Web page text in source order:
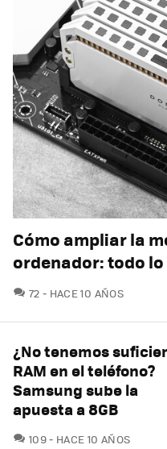
Cómo ampliar la
ordenador: todo
72 COMENTARIOS
HACE 10 AÑOS
¿No tenemos
RAM en el teléfono?
Samsung sube la
apuesta a 8GB
109COMENTARIOS
HACE 10 AÑOS